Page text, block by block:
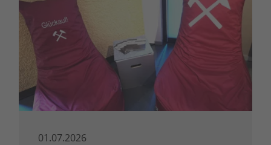
01.07.2026